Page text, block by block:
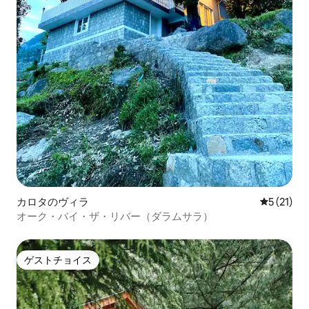
カロタのヴィラ レビュー
5 (21)
オーク・バイ・ザ・リバー（ダラムサラ）
ゲストチョイス
ゲストチョイス